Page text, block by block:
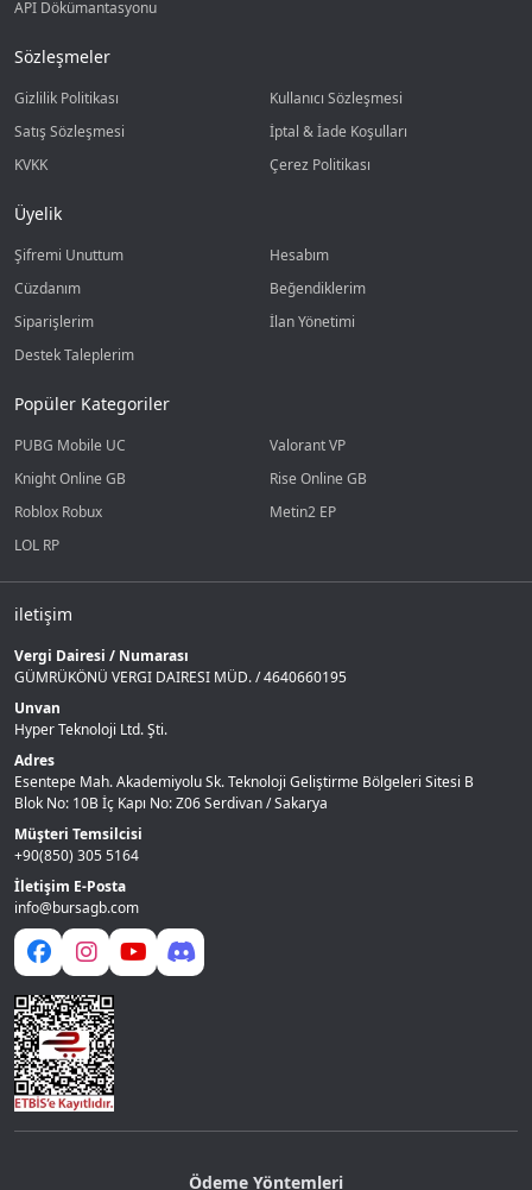
API Dökümantasyonu
Sözleşmeler
Gizlilik Politikası
Kullanıcı Sözleşmesi
Satış Sözleşmesi
İptal & İade Koşulları
KVKK
Çerez Politikası
Üyelik
Şifremi Unuttum
Hesabım
Cüzdanım
Beğendiklerim
Siparişlerim
İlan Yönetimi
Destek Taleplerim
Popüler Kategoriler
PUBG Mobile UC
Valorant VP
Knight Online GB
Rise Online GB
Roblox Robux
Metin2 EP
LOL RP
iletişim
Vergi Dairesi / Numarası
GÜMRÜKÖNÜ VERGI DAIRESI MÜD. / 4640660195
Unvan
Hyper Teknoloji Ltd. Şti.
Adres
Esentepe Mah. Akademiyolu Sk. Teknoloji Geliştirme Bölgeleri Sitesi B
Blok No: 10B İç Kapı No: Z06 Serdivan / Sakarya
Müşteri Temsilcisi
+90(850) 305 5164
İletişim E-Posta
info@bursagb.com
Ödeme Yöntemleri